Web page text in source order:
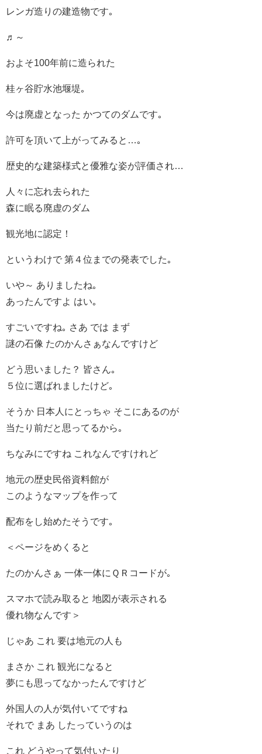
レンガ造りの建造物です｡
♬～
およそ100年前に造られた
桂ヶ谷貯水池堰堤｡
今は廃虚となった かつてのダムです｡
許可を頂いて上がってみると…｡
歴史的な建築様式と優雅な姿が評価され…
人々に忘れ去られた
森に眠る廃虚のダム
観光地に認定！
というわけで 第４位までの発表でした｡
いや～ ありましたね｡
あったんですよ はい｡
すごいですね｡ さあ では まず
謎の石像 たのかんさぁなんですけど
どう思いました？ 皆さん｡
５位に選ばれましたけど｡
そうか 日本人にとっちゃ そこにあるのが
当たり前だと思ってるから｡
ちなみにですね これなんですけれど
地元の歴史民俗資料館が
このようなマップを作って
配布をし始めたそうです｡
＜ページをめくると
たのかんさぁ 一体一体にＱＲコードが｡
スマホで読み取ると 地図が表示される
優れ物なんです＞
じゃあ これ 要は地元の人も
まさか これ 観光になると
夢にも思ってなかったんですけど
外国人の人が気付いてですね
それで まあ したっていうのは
これ どうやって気付いたり